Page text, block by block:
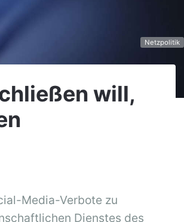
Netzpolitik
will,
Media-Verbote zu
Dienstes des